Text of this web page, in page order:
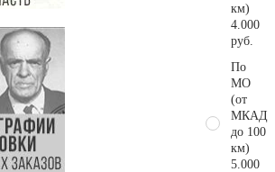
км)
4.000
руб.
По
МО
(от
МКАД
до 100
км)
5.000